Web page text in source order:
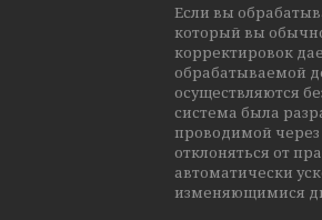
Если вы
который вы
корректировок
обрабатываемой
осуществляются
система была
проводимой
отклоняться от
автоматически
изменяющимися